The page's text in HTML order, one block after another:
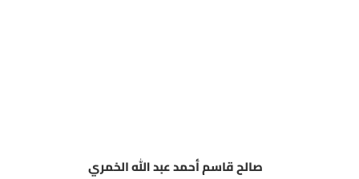
صالح قاسم أحمد عبد الله الخمري